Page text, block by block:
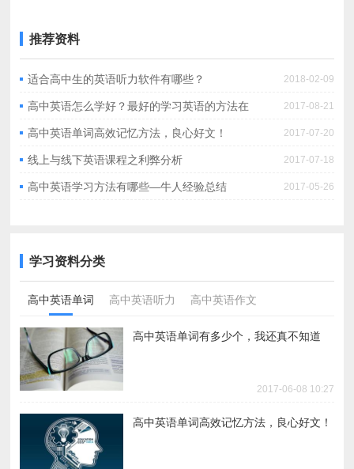
推荐资料
适合高中生的英语听力软件有哪些？ 2018-02-09
高中英语怎么学好？最好的学习英语的方法在
这！
2017-08-21
高中英语单词高效记忆方法，良心好文！ 2017-07-20
线上与线下英语课程之利弊分析 2017-07-18
高中英语学习方法有哪些—牛人经验总结 2017-05-26
学习资料分类
高中英语单词 高中英语听力 高中英语作文
高中英语单词有多少个，我还真不知道
2017-06-08 10:27
高中英语单词高效记忆方法，良心好文！